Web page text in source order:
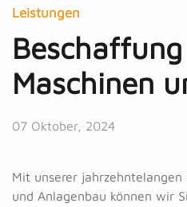
Leistungen
Maschinen
07 Oktober, 2024
Mit unserer
und Anlagenbau können wir